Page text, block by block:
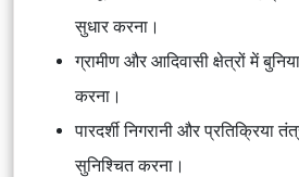
सुधार करना।
ग्रामीण और आदिवासी क्षेत्रों में
करना।
पारदर्शी निगरानी और प्रतिक्रिया
सुनिश्चित करना।